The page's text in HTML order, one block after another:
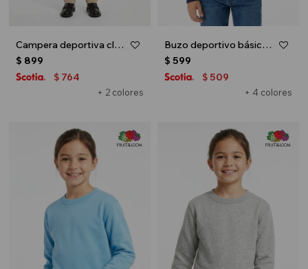
Campera deportiva clásica con capucha - UNISEX - Gris melange claro
+ 2 colores
$ 899
$ 764
Buzo deportivo básico escote redondo - UNISEX - Azul marino
+ 4 colores
$ 599
$ 509